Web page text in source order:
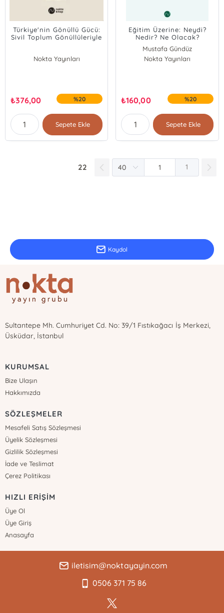
Türkiye'nin Gönüllü Gücü:
Sivil Toplum Gönüllüleriyle
Nokta Yayınları
₺376,00 %20
Sepete Ekle
Eğitim Üzerine: Neydi?
Nedir? Ne Olacak?
Mustafa Gündüz
Nokta Yayınları
₺160,00 %20
Sepete Ekle
22 1
Kaydol
Sultantepe Mh. Cumhuriyet Cd. No: 39/1 Fıstıkağacı İş Merkezi,
Üsküdar, İstanbul
KURUMSAL
Bize Ulaşın
Hakkımızda
SÖZLEŞMELER
Mesafeli Satış Sözleşmesi
Üyelik Sözleşmesi
Gizlilik Sözleşmesi
İade ve Teslimat
Çerez Politikası
HIZLI ERİŞİM
Üye Ol
Üye Giriş
Anasayfa
iletisim@noktayayin.com
0506 371 75 86